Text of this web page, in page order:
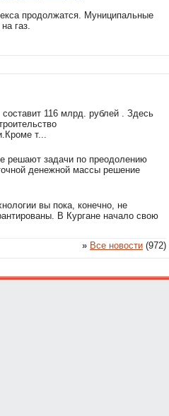
продолжатся. Муниципальные
газ.
116 млрд. рублей . Здесь
т...
решают задачи по преодолению
денежной массы решение
вы пока, конечно, не
В Кургане начало свою
» Все новости (972)